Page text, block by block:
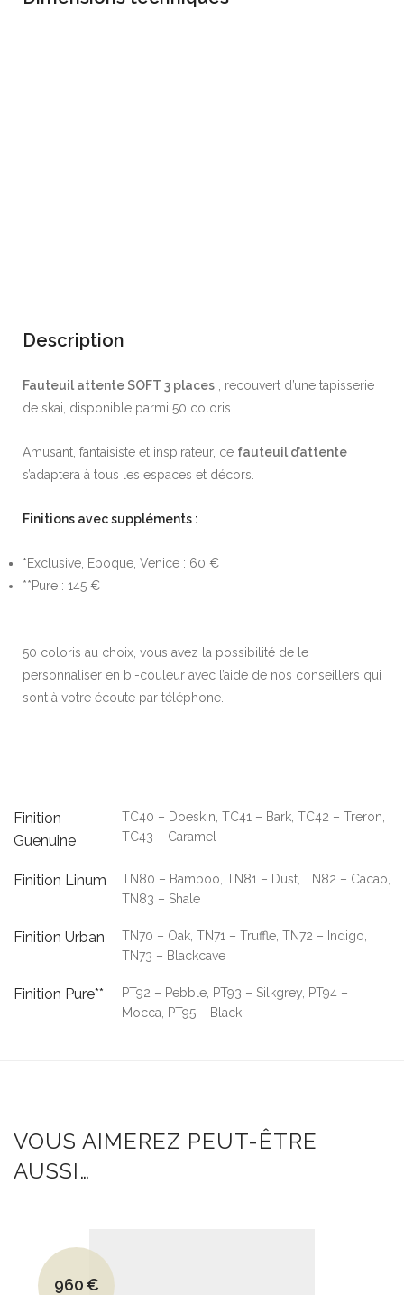
diamond
Description
Fauteuil attente SOFT 3 places , recouvert d’une tapisserie
de skai, disponible parmi 50 coloris.
Amusant, fantaisiste et inspirateur, ce fauteuil d’attente
s’adaptera à tous les espaces et décors.
Finitions avec suppléments :
*Exclusive, Epoque, Venice : 60 €
**Pure : 145 €
50 coloris au choix, vous avez la possibilité de le
personnaliser en bi-couleur avec l’aide de nos conseillers qui
sont à votre écoute par téléphone.
Finition
Guenuine
TC40 – Doeskin, TC41 – Bark, TC42 – Treron,
TC43 – Caramel
Finition Linum
TN80 – Bamboo, TN81 – Dust, TN82 – Cacao,
TN83 – Shale
Finition Urban
TN70 – Oak, TN71 – Truffle, TN72 – Indigo,
TN73 – Blackcave
Finition Pure**
PT92 – Pebble, PT93 – Silkgrey, PT94 –
Mocca, PT95 – Black
VOUS AIMEREZ PEUT-ÊTRE
AUSSI…
Le prix initial était : 1283€.
960€